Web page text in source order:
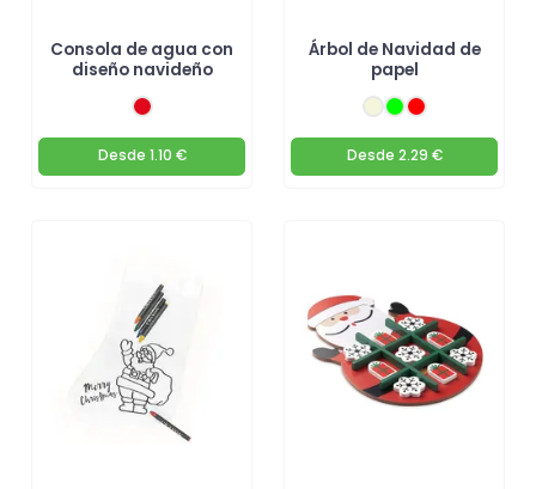
Consola de agua con
diseño navideño
Desde 1.10 €
Árbol de Navidad de
papel
Desde 2.29 €